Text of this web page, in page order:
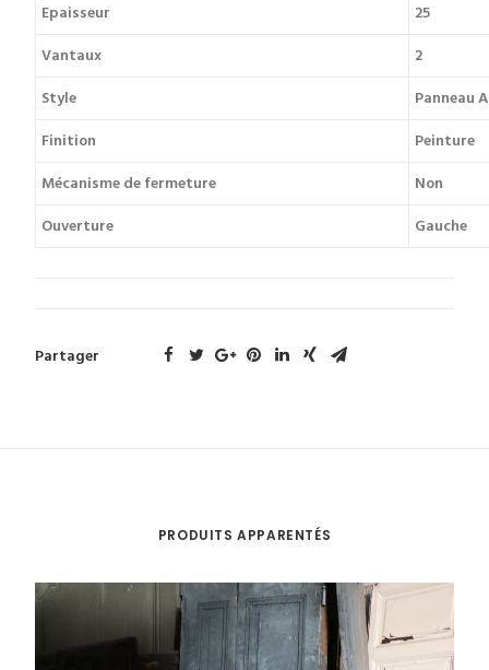
Epaisseur
25
Vantaux
2
Style
Panneau A
Finition
Peinture
Mécanisme de fermeture
Non
Ouverture
Gauche
Partager
PRODUITS APPARENTÉS